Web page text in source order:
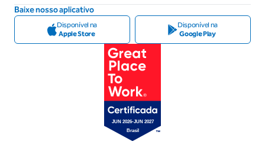
Baixe nosso aplicativo
Disponível na
Apple Store
Disponível na
Google Play